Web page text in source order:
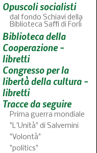
Opuscoli socialisti
dal fondo Schiavi della
Biblioteca Saffi di Forlì
Biblioteca della
Cooperazione -
libretti
Congresso per la
libertà della cultura -
libretti
Tracce da seguire
Prima guerra mondiale
"L'Unità" di Salvemini
"Volontà"
"politics"